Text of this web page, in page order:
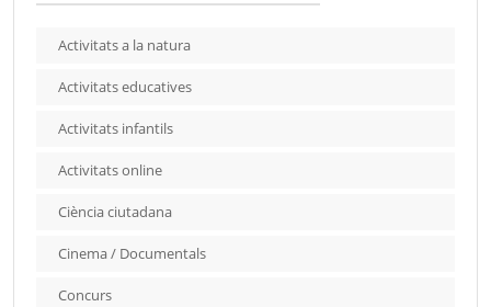
Activitats a la natura
Activitats educatives
Activitats infantils
Activitats online
Ciència ciutadana
Cinema / Documentals
Concurs